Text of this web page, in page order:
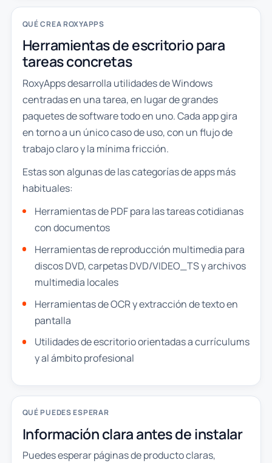
QUÉ CREA ROXYAPPS
Herramientas de escritorio para
tareas concretas
RoxyApps desarrolla utilidades de Windows
centradas en una tarea, en lugar de grandes
paquetes de software todo en uno. Cada app gira
en torno a un único caso de uso, con un flujo de
trabajo claro y la mínima fricción.
Estas son algunas de las categorías de apps más
habituales:
Herramientas de PDF para las tareas cotidianas
con documentos
Herramientas de reproducción multimedia para
discos DVD, carpetas DVD/VIDEO_TS y archivos
multimedia locales
Herramientas de OCR y extracción de texto en
pantalla
Utilidades de escritorio orientadas a currículums
y al ámbito profesional
QUÉ PUEDES ESPERAR
Información clara antes de instalar
Puedes esperar páginas de producto claras,